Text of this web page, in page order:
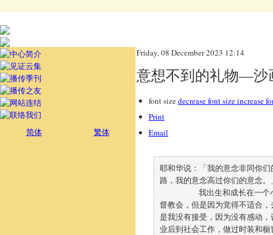
Friday, 08 December 2023 12:14
意想不到的礼物—沙
font sizedecrease font sizeincrease
Print
Email
耶和华说：「我的意念非同你
路，我的意念高过你们的意念
我出生和成长在一
督教会，但是因为觉得不适合
是我没有接受， 因为没有感动，认为自己
业后到社会工作，做过时装和橱
简体 繁体